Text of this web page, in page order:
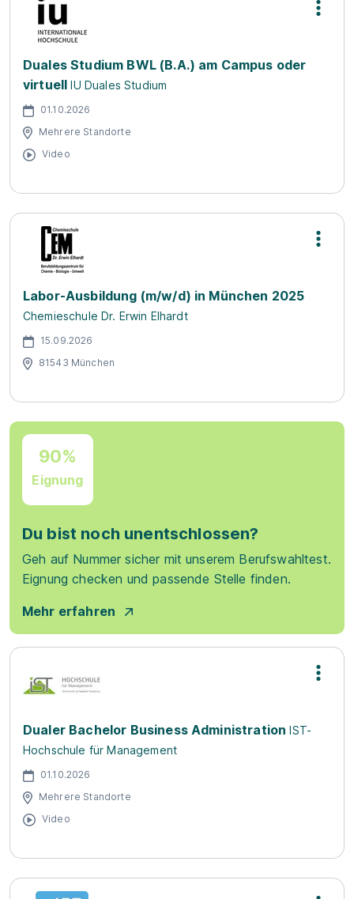
Duales Studium BWL (B.A.) am Campus oder
virtuell IU Duales Studium
01.10.2026
Mehrere Standorte
Video
Labor-Ausbildung (m/w/d) in München 2025
Chemieschule Dr. Erwin Elhardt
15.09.2026
81543 München
90%
Eignung
Du bist noch unentschlossen?
Geh auf Nummer sicher mit unserem Berufswahltest.
Eignung checken und passende Stelle finden.
Mehr erfahren
Dualer Bachelor Business Administration IST-
Hochschule für Management
01.10.2026
Mehrere Standorte
Video